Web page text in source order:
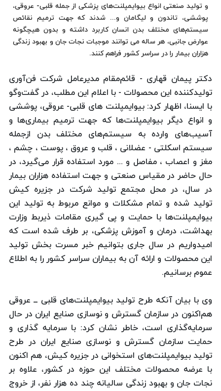
و تولید صنعتی انواع بیوایمپلنت‌های پزشکی از جمله قلبی- عروقی،
پوششی، تاندون و لیگامان و... شدند كه جهت ترمیم نقائص
سیستم‌های مختلف بدن انسان کاربرد داشته و بدون هیچگونه
عوارض جانبی، هر ساله می توانند موجبات نجات جان و بهبود زندگی
هزاران بیمار را در سراسر کشور فراهم كنند.
دكتر پیمان قهاری - قائم‌مقام مدیرعامل شركت فن‌آوری
تولیدكننده این محصولات - با اعلام این مطلب، در گفت‌وگو
با ایسنا، اظهار كرد: بیوایمپلنت های قلبی- عروقی، پوششی
و انواع دیگر بیو‌ایمپلنت‌ها كه جهت ترمیم بیماری‌ها و
آسیب‌های وارده به سیستم‌های مختلف بدن ازجمله
سیستم اسکلتی - عضلانی ، قلب و عروق ، پوست ، چشم ،
مغز و اعصاب ، مفاصل و ... مورد استفاده قرار می‌گیرد، ‌در
حال حاضر در مقیاس صنعتی و جهت استفاده هزاران بیمار
در سال، در محل مجتمع تولید شرکت در جزیره کیش
تولید شده و تمام مشکلات و موانع مربوط به تولید این
بیوایمپلنت‌ها با حمایت و پی گیری مقامات ذیربط وزارت
بهداشت، درمان و آموزش پزشكی، بر طرف شده است كه
امیدواریم در سال جاری بتوانیم خبر مسرت بخش تولید
این محصولات و ارائه آن به بیماران سراسر کشور را به اطلاع
عموم برسانیم.
وی با بیان آنكه طرح تولید بیوایمپلنت‌های قلبی ــ عروقی
هم‌اكنون در سازمان گسترش و نوسازی صنایع ایران در حال
سرمایه‌گذاری‌ است، خاطر نشان كرد: با سرمایه گذاری و
حمایت سازمان گسترش و نوسازی صنایع ایران در طرح
تولید بیوایمپلنت‌های استخوانی در جزیره کیش، هم اکنون
با عرضه محصولات مختلف این حوزه در کشور، علاوه بر
نجات جان و بهبود زندگی سالیانه چند ده هزار نفر، از خروج